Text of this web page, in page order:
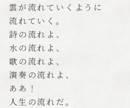
雲が流れていくように
流れていく。
詩の流れよ、
水の流れよ、
歌の流れよ、
演奏の流れよ、
ああ！
人生の流れだ。